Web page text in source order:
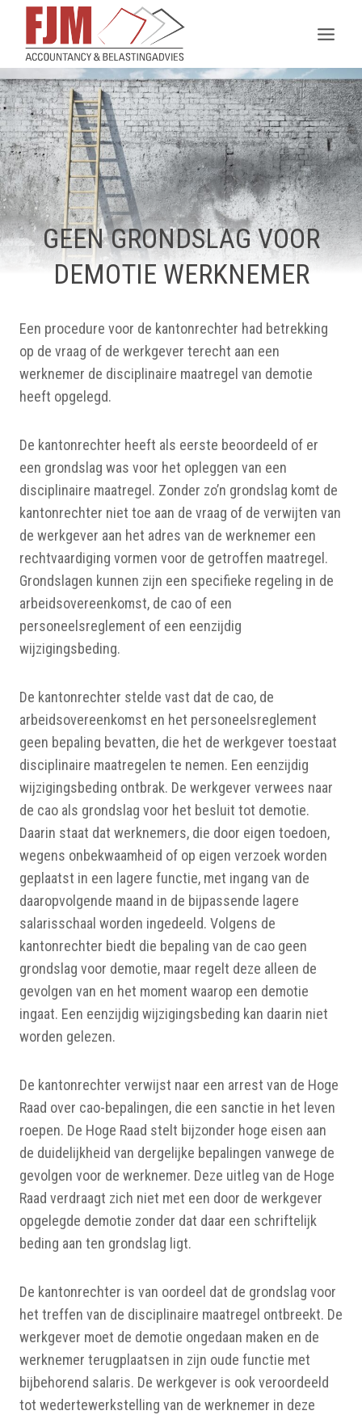
Doorgaan
inhoud
GEEN GRONDSLAG VOOR
DEMOTIE WERKNEMER
Een procedure voor de kantonrechter had betrekking
op de vraag of de werkgever terecht aan een
werknemer de disciplinaire maatregel van demotie
heeft opgelegd.
De kantonrechter heeft als eerste beoordeeld of er
een grondslag was voor het opleggen van een
disciplinaire maatregel. Zonder zo’n grondslag komt de
kantonrechter niet toe aan de vraag of de verwijten van
de werkgever aan het adres van de werknemer een
rechtvaardiging vormen voor de getroffen maatregel.
Grondslagen kunnen zijn een specifieke regeling in de
arbeidsovereenkomst, de cao of een
personeelsreglement of een eenzijdig
wijzigingsbeding.
De kantonrechter stelde vast dat de cao, de
arbeidsovereenkomst en het personeelsreglement
geen bepaling bevatten, die het de werkgever toestaat
disciplinaire maatregelen te nemen. Een eenzijdig
wijzigingsbeding ontbrak. De werkgever verwees naar
de cao als grondslag voor het besluit tot demotie.
Daarin staat dat werknemers, die door eigen toedoen,
wegens onbekwaamheid of op eigen verzoek worden
geplaatst in een lagere functie, met ingang van de
daaropvolgende maand in de bijpassende lagere
salarisschaal worden ingedeeld. Volgens de
kantonrechter biedt die bepaling van de cao geen
grondslag voor demotie, maar regelt deze alleen de
gevolgen van en het moment waarop een demotie
ingaat. Een eenzijdig wijzigingsbeding kan daarin niet
worden gelezen.
De kantonrechter verwijst naar een arrest van de Hoge
Raad over cao-bepalingen, die een sanctie in het leven
roepen. De Hoge Raad stelt bijzonder hoge eisen aan
de duidelijkheid van dergelijke bepalingen vanwege de
gevolgen voor de werknemer. Deze uitleg van de Hoge
Raad verdraagt zich niet met een door de werkgever
opgelegde demotie zonder dat daar een schriftelijk
beding aan ten grondslag ligt.
De kantonrechter is van oordeel dat de grondslag voor
het treffen van de disciplinaire maatregel ontbreekt. De
werkgever moet de demotie ongedaan maken en de
werknemer terugplaatsen in zijn oude functie met
bijbehorend salaris. De werkgever is ook veroordeeld
tot wedertewerkstelling van de werknemer in deze